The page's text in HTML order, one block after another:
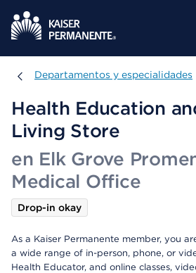
Departamentos y especialidades
Departamentos y especialidades
Health Education
Living Store
en Elk Grove
Medical Office
Drop-in okay
As a Kaiser Permanente member, you
a wide range of in-person, phone, or
Health Educator, and online classes,